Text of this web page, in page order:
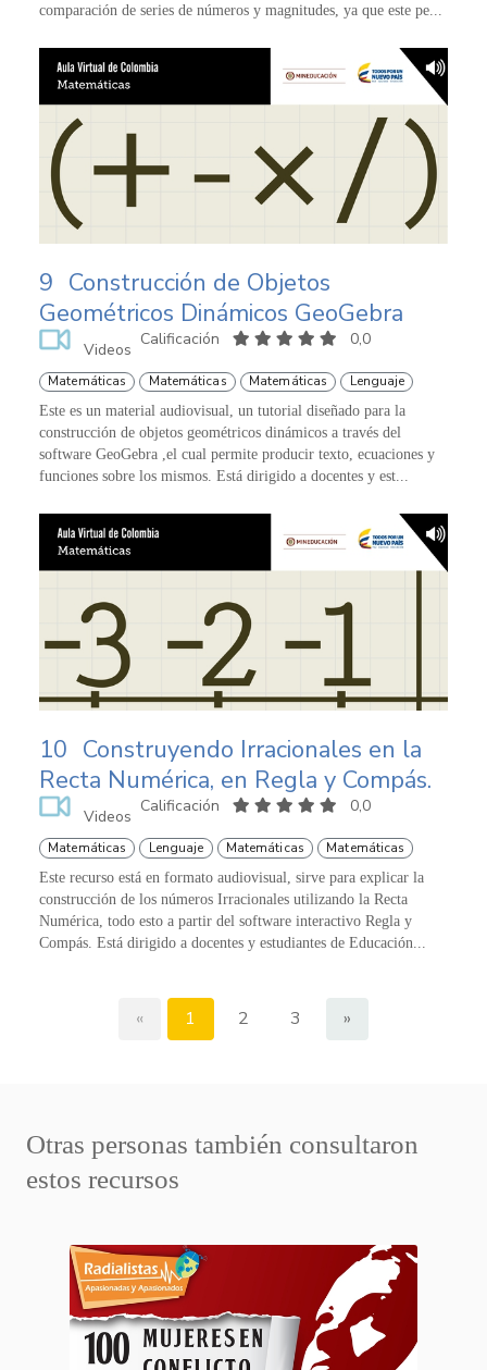
comparación de series de números y magnitudes, ya que este pe...
9 Construcción de Objetos
Geométricos Dinámicos GeoGebra
Videos
Calificación 0,0
Matemáticas Matemáticas Matemáticas Lenguaje
Este es un material audiovisual, un tutorial diseñado para la
construcción de objetos geométricos dinámicos a través del
software GeoGebra ,el cual permite producir texto, ecuaciones y
funciones sobre los mismos. Está dirigido a docentes y est...
10 Construyendo Irracionales en la
Recta Numérica, en Regla y Compás.
Videos
Calificación 0,0
Matemáticas Lenguaje Matemáticas Matemáticas
Este recurso está en formato audiovisual, sirve para explicar la
construcción de los números Irracionales utilizando la Recta
Numérica, todo esto a partir del software interactivo Regla y
Compás. Está dirigido a docentes y estudiantes de Educación...
« 1 2 3 »
Otras personas también consultaron
estos recursos